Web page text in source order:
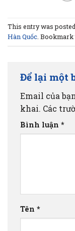
This entry was
Hàn Quốc .
Để lại một
Email của
khai. Các
Bình luận *
Tên *